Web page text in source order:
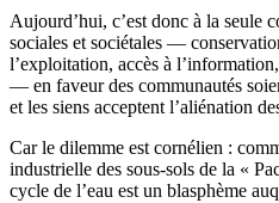
Aujourd’hui, c’est donc à la seule
sociales et sociétales —
l’exploitation, accès à
— en faveur des communautés
et les siens acceptent l’aliénation
Car le dilemme est cornélien :
industrielle des sous-sols de la «
cycle de l’eau est un blasphème